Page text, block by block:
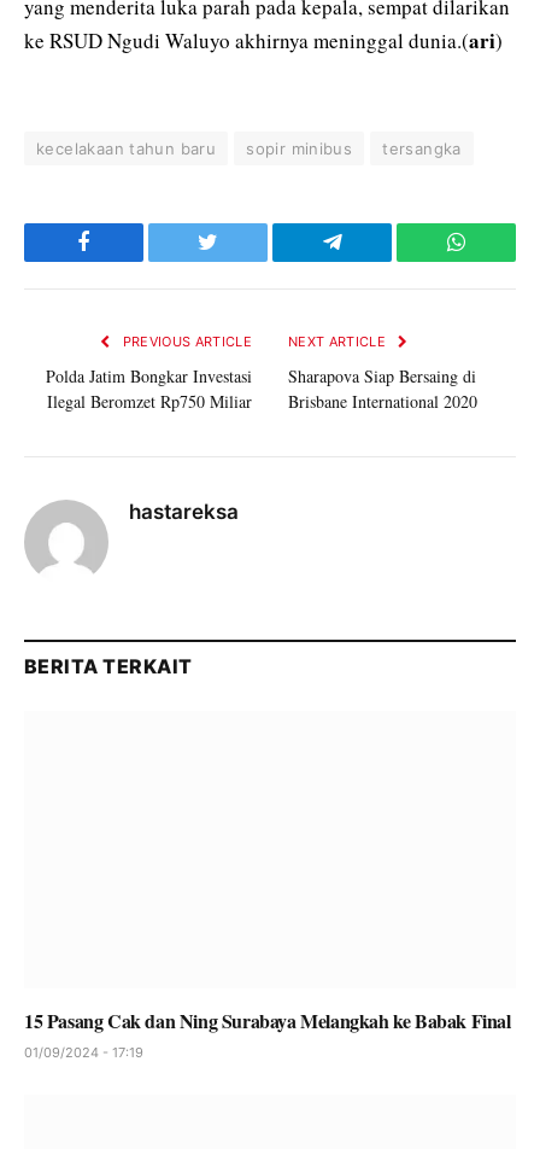
yang menderita luka parah pada kepala, sempat dilarikan
ke RSUD Ngudi Waluyo akhirnya meninggal dunia.(ari)
kecelakaan tahun baru sopir minibus tersangka
Facebook Twitter Telegram
PREVIOUS ARTICLE
Polda Jatim Bongkar Investasi
Ilegal Beromzet Rp750 Miliar
NEXT ARTICLE
Sharapova Siap Bersaing di
Brisbane International 2020
hastareksa
BERITA TERKAIT
15 Pasang Cak dan Ning Surabaya Melangkah ke Babak Final
01/09/2024 - 17:19